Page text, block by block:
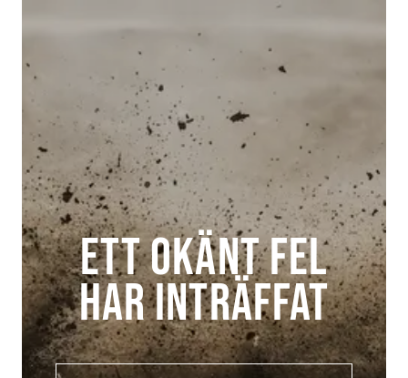
Ett okänt fel
har inträffat